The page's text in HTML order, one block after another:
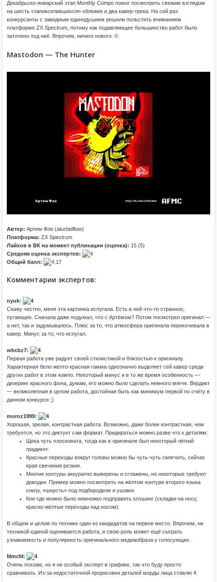
Декабрьско-январский этап Monthly Compo помог посмотреть свежим взглядом
на шесть «запикселившихся» обложек и два кавер-трека. На сей раз
конкурсанты с завидным единодушием решили польстить вниманием
платформе ZX Spectrum, потому как подавляющее большинство работ было
заточено под неё. Впрочем, ничего нового. ©
Mastodon — The Hunter
Автор: Артем Фло (aturbidflow)
Платформа: ZX Spectrum
Лайков в ВК на момент публикации (оценка): 15 (5)
Средняя оценка экспертов:
Общий балл:
Комментарии экспертов:
nyuk:
Скажу честно, меня эта картинка испугала. Есть в ней что-то странное,
пугающее. Сначала даже подумал, что с Артёмом? Потом посмотрел оригинал —
а нет, так и задумывалось. Плюс за то, что атмосфера оригинала перекочевала в
кавер. Минус за то, что испугал.
wbcbz7:
Первая работа уже радует своей стилистикой и близостью к оригиналу.
Характерная бело-жёлто-красная гамма однозначно выделяет сей кавер среди
других работ в этом компо. Некоторый минус и в то же время особенность —
дизеринг красного фона, думаю, его можно было сделать немного мягче. Вердикт
— великолепная в целом работа, достойная быть как минимум первой по счёту в
данном конкурсе ;)
moroz1999:
Хорошая, зрелая, контрастная работа. Возможно, даже более контрастная, чем
требуется, но это диктует сам формат. Придираться можно разве что к деталям:
Щека чуть плосковата, тогда как в оригинале был некоторый лёгкий
градиент.
Красные переходы вокруг головы можно бы чуть-чуть смягчить, сейчас
края свечения резкие.
Многие контуры аккуратно выверены и сглажены, но некоторые требуют
доводки. Пример можно посмотреть на жёлтом контуре второго языка
снизу, «шерсть» под подбородком и ушами.
Кое-где можно было немножко подправить клэшинг (складки на носу,
красно-жёлтые переходы над носом).
В общем и целом по технике один из кандидатов на первое место. Впрочем, не
техникой единой оценивается работа, и свою роль может ещё сыграть
узнаваемость и популярность оригинального медиаобраза у голосующих.
MmcM:
Очень похоже, но я не особый эксперт в графике, так что буду просто
сравнивать. Из-за недостаточной прорисовки деталей морды лица ставлю 4.